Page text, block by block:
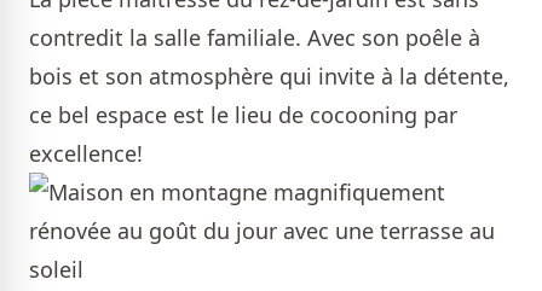
contredit la salle familiale. Avec son poêle à
bois et son atmosphère qui invite à la détente,
ce bel espace est le lieu de cocooning par
excellence!